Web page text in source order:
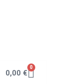
0,00 €
0